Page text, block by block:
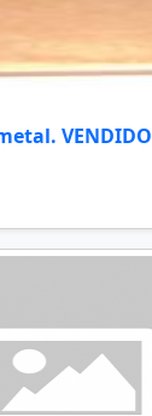
VENDIDO